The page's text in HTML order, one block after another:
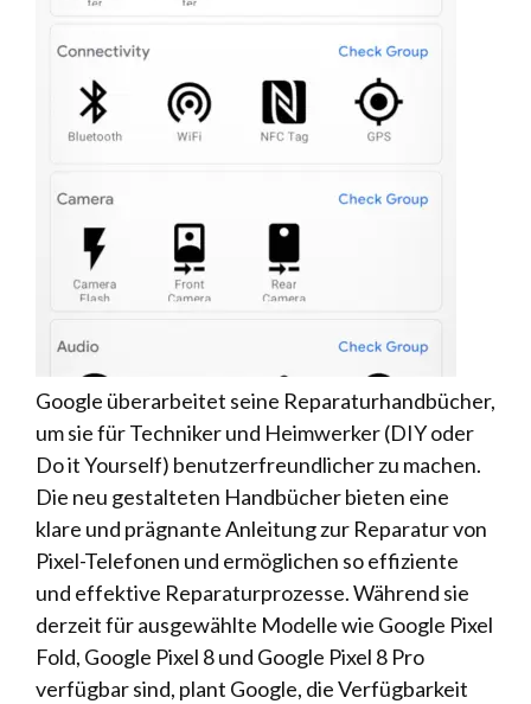
Google überarbeitet seine Reparaturhandbücher,
um sie für Techniker und Heimwerker (DIY oder
Do it Yourself) benutzerfreundlicher zu machen.
Die neu gestalteten Handbücher bieten eine
klare und prägnante Anleitung zur Reparatur von
Pixel-Telefonen und ermöglichen so effiziente
und effektive Reparaturprozesse. Während sie
derzeit für ausgewählte Modelle wie Google Pixel
Fold, Google Pixel 8 und Google Pixel 8 Pro
verfügbar sind, plant Google, die Verfügbarkeit